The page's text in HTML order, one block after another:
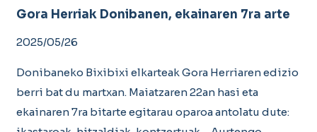
Gora Herriak Donibanen, ekainaren 7ra arte
2025/05/26
Donibaneko Bixibixi elkarteak Gora Herriaren edizio
berri bat du martxan. Maiatzaren 22an hasi eta
ekainaren 7ra bitarte egitarau oparoa antolatu dute: